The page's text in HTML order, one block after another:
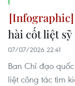
hài cốt liệt
07/07/2026 22:41
Ban Chỉ đạo
liệt công tác tìm